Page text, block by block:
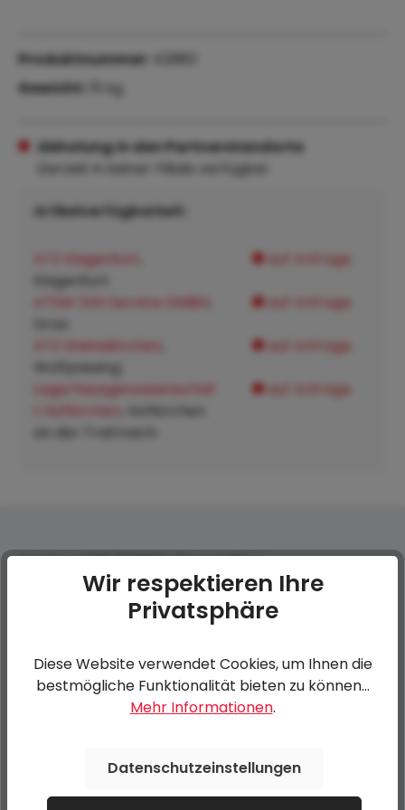
Abholung in den Partnerstandorte
Derzeit in keiner Filiale verfügbar
Artikelverfügbarkeit:
ATZ Klagenfurt
Klagenfurt:
auf Anfrage
ATSW 24h Service GMBH auf Anfrage
ATZ Steinakirchen
Wolfpassing:
auf Anfrage
Lagerhausgenossenschaf
t Hofkirchen
, Hofkirchen
an der Trattnach:
auf Anfrage
Produktnummer:
Gewicht:
15 kg
Ersatzrad 195/50R13C Black Edition
Durchschnittliche Bewertung von 0 von 5 Sternen
Bewerten Sie dieses Produkt!
Bewertung schreiben
Wir respektieren Ihre
Privatsphäre
Diese Website verwendet Cookies, um Ihnen die
bestmögliche Funktionalität bieten zu können...
Mehr Informationen.
Datenschutzeinstellungen